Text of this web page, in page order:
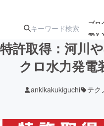
プロ
載す
ジェクト
ターン
ジェクト
特許取得：河川
クロ水力発電
ankikakukiguchi テク